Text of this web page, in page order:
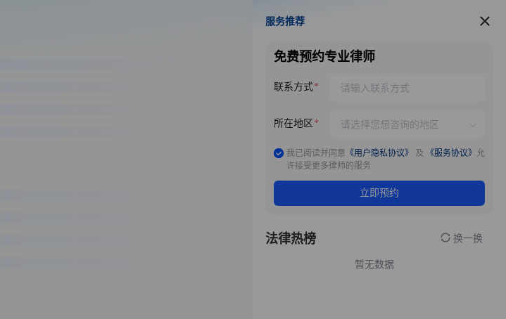
服务推荐
服务推荐
免费预约专业律师
联系方式
所在地区
我已阅读并同意 《用户隐私协议》 及 《服务协议》 允
许接受更多律师的服务
立即预约
法律热榜 换一换
暂无数据